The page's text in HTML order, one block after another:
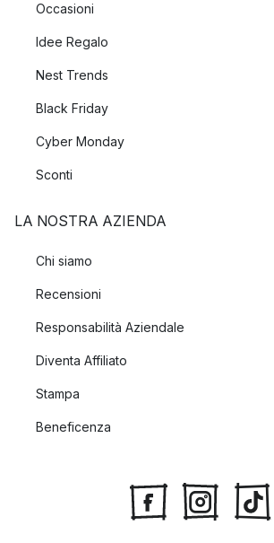
Occasioni
Idee Regalo
Nest Trends
Black Friday
Cyber Monday
Sconti
LA NOSTRA AZIENDA
Chi siamo
Recensioni
Responsabilità Aziendale
Diventa Affiliato
Stampa
Beneficenza